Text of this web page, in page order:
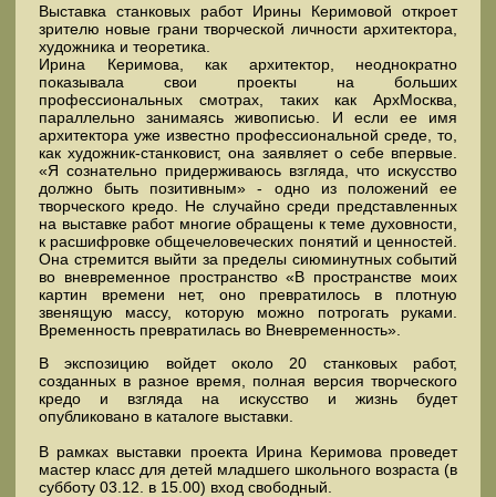
Выставка станковых работ Ирины Керимовой откроет
зрителю новые грани творческой личности архитектора,
художника и теоретика.
Ирина Керимова, как архитектор, неоднократно
показывала свои проекты на больших
профессиональных смотрах, таких как АрхМосква,
параллельно занимаясь живописью. И если ее имя
архитектора уже известно профессиональной среде, то,
как художник-станковист, она заявляет о себе впервые.
«Я сознательно придерживаюсь взгляда, что искусство
должно быть позитивным» - одно из положений ее
творческого кредо. Не случайно среди представленных
на выставке работ многие обращены к теме духовности,
к расшифровке общечеловеческих понятий и ценностей.
Она стремится выйти за пределы сиюминутных событий
во вневременное пространство «В пространстве моих
картин времени нет, оно превратилось в плотную
звенящую массу, которую можно потрогать руками.
Временность превратилась во Вневременность».
В экспозицию войдет около 20 станковых работ,
созданных в разное время, полная версия творческого
кредо и взгляда на искусство и жизнь будет
опубликовано в каталоге выставки.
В рамках выставки проекта Ирина Керимова проведет
мастер класс для детей младшего школьного возраста (в
субботу 03.12. в 15.00) вход свободный.